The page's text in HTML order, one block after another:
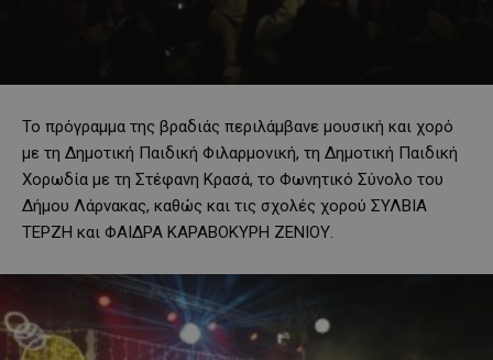
Το πρόγραμμα της βραδιάς περιλάμβανε μουσική και χορό
με τη Δημοτική Παιδική Φιλαρμονική, τη Δημοτική Παιδική
Χορωδία με τη Στέφανη Κρασά, το Φωνητικό Σύνολο του
Δήμου Λάρνακας, καθώς και τις σχολές χορού ΣΥΛΒΙΑ
ΤΕΡΖΗ και ΦΑΙΔΡΑ ΚΑΡΑΒΟΚΥΡΗ ΖΕΝΙΟΥ.